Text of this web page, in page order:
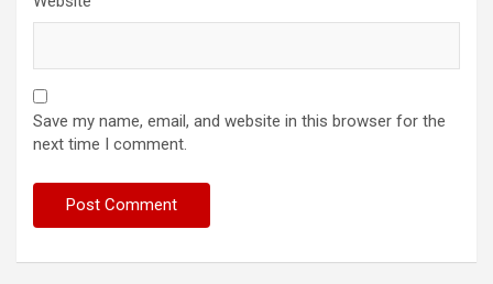
Save my name, email, and website in this browser for the
next time I comment.